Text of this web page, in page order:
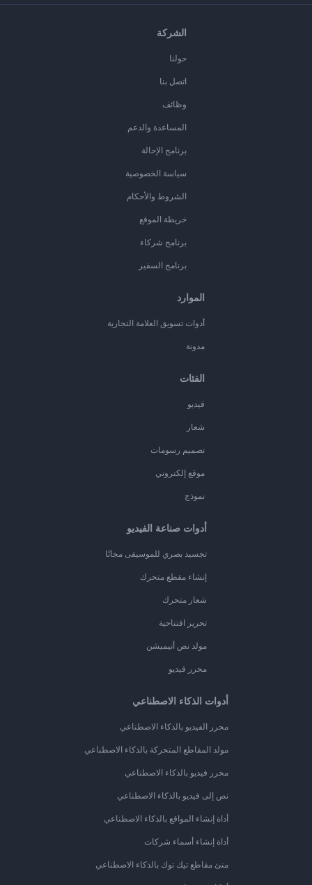
الشركة
حولنا
اتصل بنا
وظائف
المساعدة والدعم
برنامج الإحالة
سياسة الخصوصية
الشروط والأحكام
خريطة الموقع
برنامج شركاء
برنامج السفير
الموارد
أدوات تسويق العلامة التجارية
مدونة
الفئات
فيديو
شعار
تصميم رسومات
موقع إلكتروني
نموذج
أدوات صناعة الفيديو
تجسيد بصري للموسيقى مجانًا
إنشاء مقطع متحرك
شعار متحرك
تحرير افتتاحية
مولد نص أنيميشن
محرر فيديو
أدوات الذكاء الاصطناعي
محرر الفيديو بالذكاء الاصطناعي
مولد المقاطع المتحركة بالذكاء الاصطناعي
محرر فيديو بالذكاء الاصطناعي
نص إلى فيديو بالذكاء الاصطناعي
أداة إنشاء المواقع بالذكاء الاصطناعي
أداة إنشاء أسماء شركات
منئ مقاطع تيك توك بالذكاء الاصطناعي